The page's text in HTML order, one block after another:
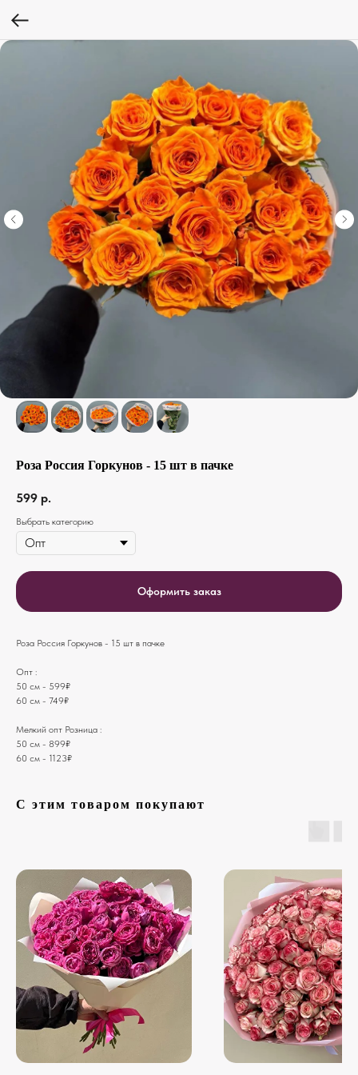
Роза Россия Горкунов - 15 шт в пачке
599 р.
Выбрать категорию
Оформить заказ
Роза Россия Горкунов - 15 шт в пачке
Опт :
50 см - 599₽
60 см - 749₽
Мелкий опт Розница :
50 см - 899₽
60 см - 1123₽
С этим товаром покупают